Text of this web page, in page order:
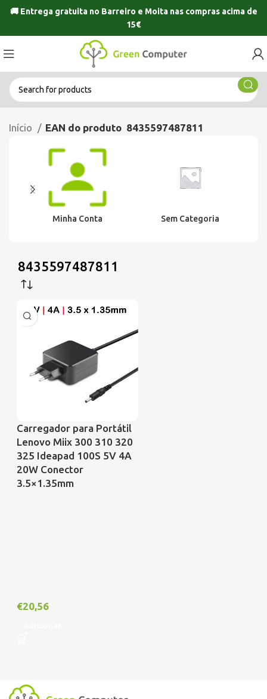
🚚 Entrega gratuita no Barreiro e Moitanas compras acima de
15€
Início EAN do produto 8435597487811
Minha Conta Sem Categoria
8435597487811
Carregador para Portátil
Lenovo Miix 300 310 320
325 Ideapad 100S 5V 4A
20W Conector
3.5×1.35mm
€20,56